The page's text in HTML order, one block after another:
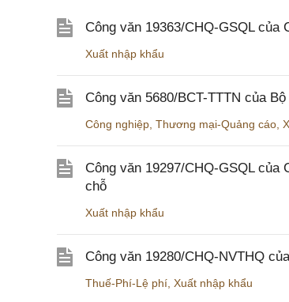
Công văn 19363/CHQ-GSQL
Xuất nhập khẩu
Công văn 5680/BCT-TTTN của
Công nghiệp Thương mại-Quảng cáo
Công văn 19297/CHQ-GSQL
chỗ
Xuất nhập khẩu
Công văn 19280/CHQ-NVTHQ
Thuế-Phí-Lệ phí Xuất nhập khẩu